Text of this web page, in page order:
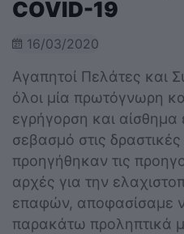
COVID-19
16/03/2020
Αγαπητοί Πελάτες και
όλοι μία πρωτόγνωρη
εγρήγορση και
σεβασμό στις
προηγήθηκαν τις
αρχές για την
επαφών, αποφασίσαμε
παρακάτω προληπτικά